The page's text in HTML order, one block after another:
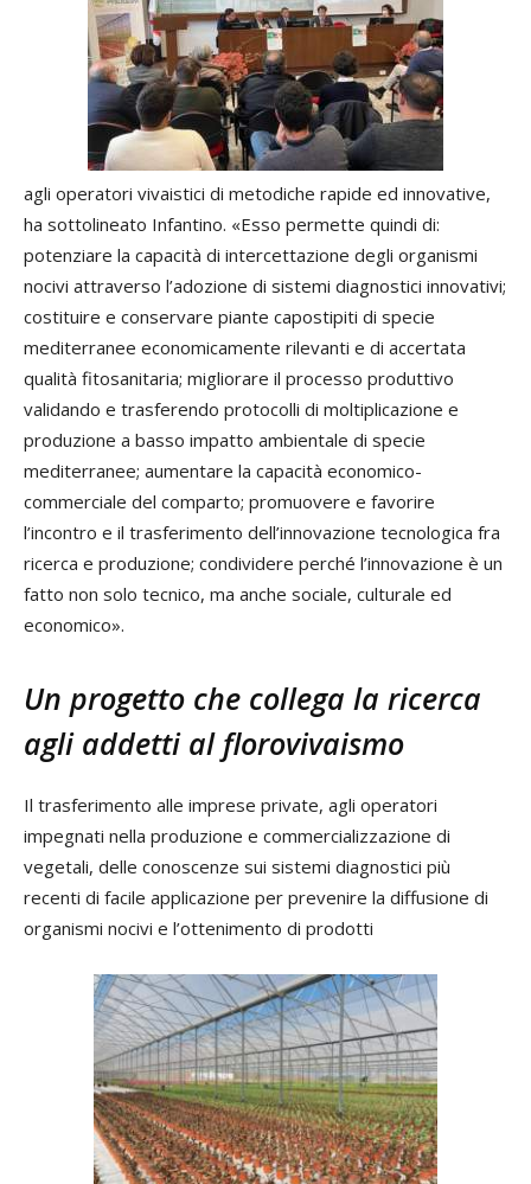
agli operatori vivaistici di metodiche rapide ed innovative,
ha sottolineato Infantino. «Esso permette quindi di:
potenziare la capacità di intercettazione degli organismi
nocivi attraverso l’adozione di sistemi diagnostici innovativi;
costituire e conservare piante capostipiti di specie
mediterranee economicamente rilevanti e di accertata
qualità fitosanitaria; migliorare il processo produttivo
validando e trasferendo protocolli di moltiplicazione e
produzione a basso impatto ambientale di specie
mediterranee; aumentare la capacità economico-
commerciale del comparto; promuovere e favorire
l’incontro e il trasferimento dell’innovazione tecnologica fra
ricerca e produzione; condividere perché l’innovazione è un
fatto non solo tecnico, ma anche sociale, culturale ed
economico».
Un progetto che collega la ricerca
agli addetti al florovivaismo
Il trasferimento alle imprese private, agli operatori
impegnati nella produzione e commercializzazione di
vegetali, delle conoscenze sui sistemi diagnostici più
recenti di facile applicazione per prevenire la diffusione di
organismi nocivi e l’ottenimento di prodotti